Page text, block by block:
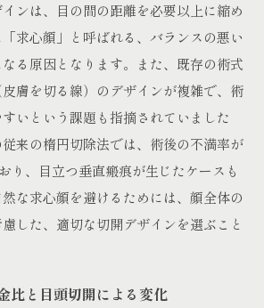
ンは、目の間の距離を必要以上に縮め
求心顔」と呼ばれる、バランスの悪い
る原因となります。また、既存の術式
膚を切る線）のデザインが複雑で、術
いという課題も指摘されていました
来の楕円切除法では、術後の不満率が
り、目立つ垂直瘢痕が生じたケースも
な求心顔を避けるためには、顔全体の
した、適切な切開デザインを選ぶこと
比と目頭切開による変化